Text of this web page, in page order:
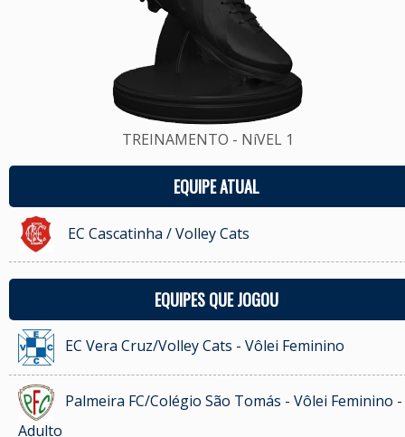
TREINAMENTO - NíVEL 1
EQUIPE ATUAL
EC Cascatinha / Volley Cats
EQUIPES QUE JOGOU
EC Vera Cruz/Volley Cats - Vôlei Feminino
Palmeira FC/Colégio São Tomás - Vôlei Feminino -
Adulto